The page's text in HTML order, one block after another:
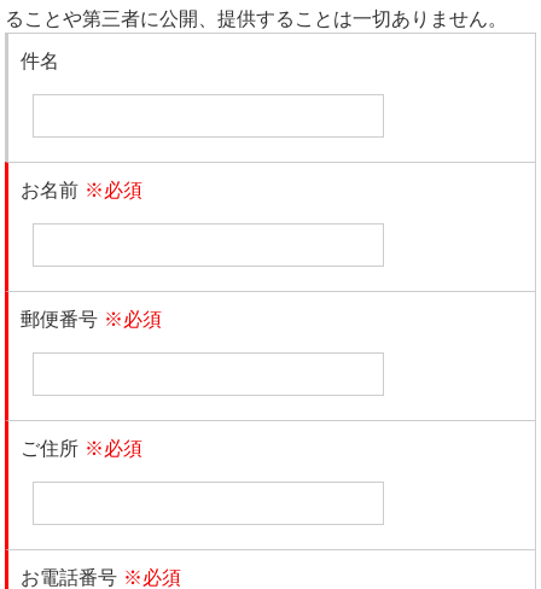
ることや第三者に公開、提供することは一切ありません。
件名
お名前 ※必須
郵便番号 ※必須
ご住所 ※必須
お電話番号 ※必須